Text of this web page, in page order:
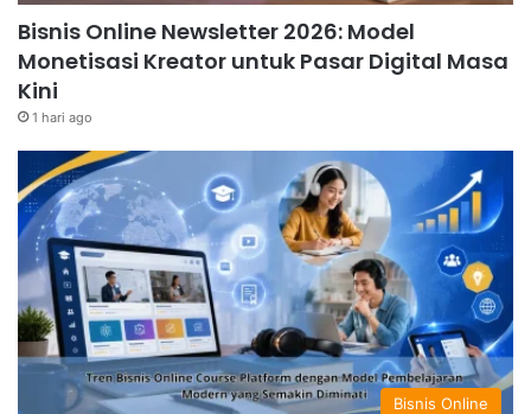
Bisnis Online Newsletter 2026: Model
Monetisasi Kreator untuk Pasar Digital Masa
Kini
1 hari ago
Bisnis Online